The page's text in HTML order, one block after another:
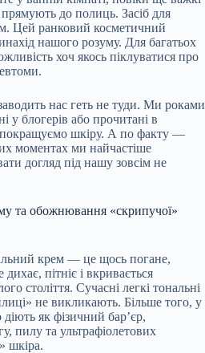
до полиць. Засіб для
Цей ранковий косметичний
нашого розуму. Для багатьох
хоч якось піклуватися про
нас геть не туди. Ми роками
у блогерів або прочитані в
шкіру. А по факту —
моментах ми найчастіше
догляд під нашу зовсім не
та обожнювання «скрипучої»
крем — це щось погане,
пітніє і вкривається
століття. Сучасні легкі тональні
не викликають. Більше того, у
як фізичний бар’єр,
пилу та ультрафіолетових
шкіра.